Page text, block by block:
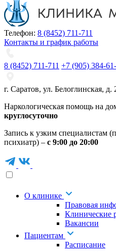
Телефон: 8 (8452) 711-711
Контакты и график работы
8 (8452) 711-711 +7 (905) 384-
г. Саратов, ул. Белоглинская, д.
Наркологическая помощь на
круглосуточно
Запись к узким специалистам
психиатр) – с 9:00 до 20:00
О клинике
Правовая
Клинические
Вакансии
Пациентам
Расписание